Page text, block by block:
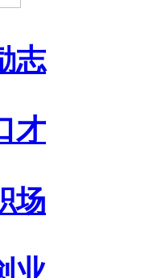
志
才
场